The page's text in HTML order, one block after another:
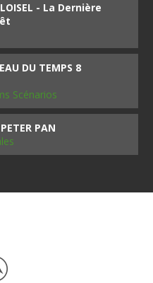
- La Dernière
DU TEMPS 8
Scénarios
PAN